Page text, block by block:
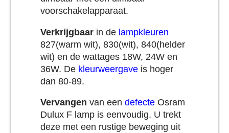
voorschakelapparaat.
Verkrijgbaar in de lampkleuren
827(warm wit), 830(wit), 840(helder
wit) en de wattages 18W, 24W en
36W. De kleurweergave is hoger
dan 80-89.
Vervangen van een defecte Osram
Dulux F lamp is eenvoudig. U trekt
deze met een rustige beweging uit